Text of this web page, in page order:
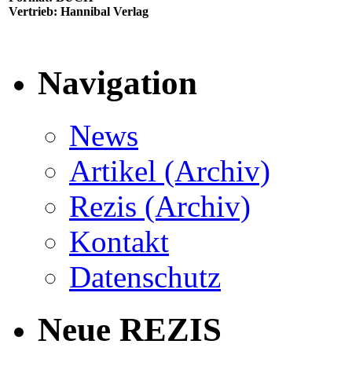
Vertrieb: Hannibal Verlag
Navigation
News
Artikel (Archiv)
Rezis (Archiv)
Kontakt
Datenschutz
Neue REZIS